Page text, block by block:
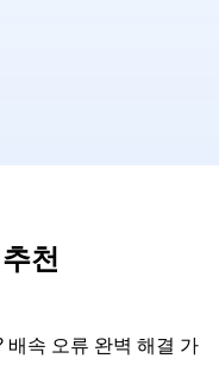
천
배속 오류 완벽 해결 가